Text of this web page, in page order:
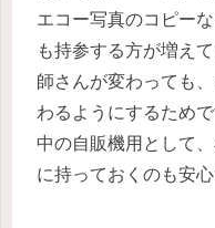
エコー写真のコピー
も持参する方が増え
師さんが変わっても
わるようにするため
中の自販機用として
に持っておくのも安心